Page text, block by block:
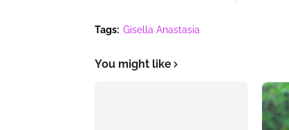
Tags: Gisella Anastasia
You might like